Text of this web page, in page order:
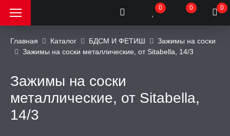
0 0 0
Главная Каталог БДСМ И ФЕТИШ
Зажимы на соски
Зажимы на соски металлические, от Sitabella, 14/3
Зажимы на соски
металлические, от Sitabella,
14/3